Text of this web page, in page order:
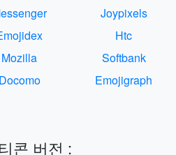
Joypixels
Htc
Mozilla
Softbank
Docomo
Emojigraph
콘 버전 :